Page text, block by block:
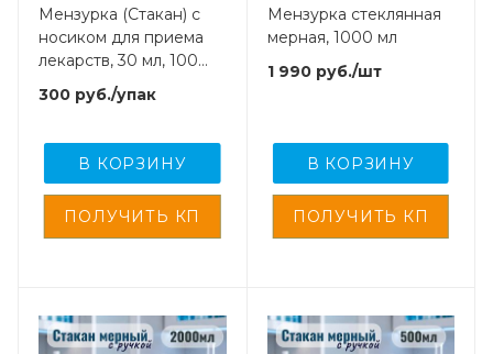
Мензурка (Стакан) с
носиком для приема
лекарств, 30 мл, 100
шт/упак., Oldans
300 руб./упак
В КОРЗИНУ
Мензурка стеклянная
мерная, 1000 мл
1 990руб./шт
В КОРЗИНУ